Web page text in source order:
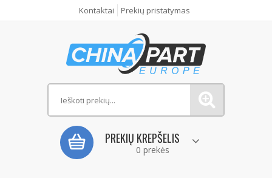
Kontaktai Prekių pristatymas
PREKIŲ KREPŠELIS
0 prekės